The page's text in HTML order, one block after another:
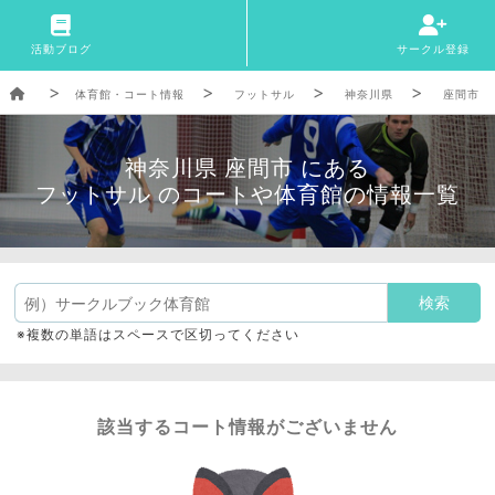
活動ブログ サークル登録
体育館・コート情報 フットサル 神奈川県 座間市
神奈川県 座間市 にある
フットサル のコートや体育館の情報一覧
※複数の単語はスペースで区切ってください
該当するコート情報がございません